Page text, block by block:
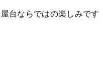
台ならではの楽しみです